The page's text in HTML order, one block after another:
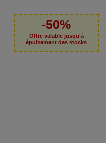
-50%
Offre valable jusqu'à
épuisement des stocks